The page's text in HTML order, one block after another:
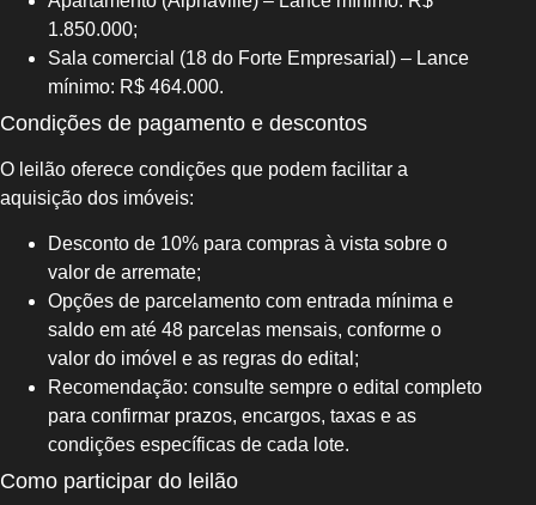
1.850.000;
Sala comercial (18 do Forte Empresarial) – Lance
mínimo: R$ 464.000.
Condições de pagamento e descontos
O leilão oferece condições que podem facilitar a
aquisição dos imóveis:
Desconto de 10% para compras à vista sobre o
valor de arremate;
Opções de parcelamento com entrada mínima e
saldo em até 48 parcelas mensais, conforme o
valor do imóvel e as regras do edital;
Recomendação: consulte sempre o edital completo
para confirmar prazos, encargos, taxas e as
condições específicas de cada lote.
Como participar do leilão